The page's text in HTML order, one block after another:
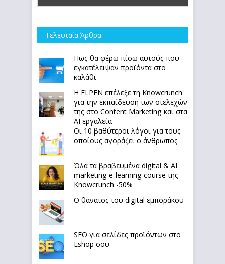
Τελευταία Άρθρα
Πως θα φέρω πίσω αυτούς που
εγκατέλειψαν προϊόντα στο
καλάθι
Η ELPEN επέλεξε τη Knowcrunch
για την εκπαίδευση των στελεχών
της στο Content Marketing και στα
AI εργαλεία
Οι 10 βαθύτεροι λόγοι για τους
οποίους αγοράζει ο άνθρωπος
Όλα τα βραβευμένα digital & AI
marketing e-learning course της
Knowcrunch -50%
Ο θάνατος του digital εμποράκου
SEO για σελίδες προϊόντων στο
Eshop σου